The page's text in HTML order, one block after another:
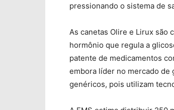
pressionando o sistema de
As canetas Olire e Lirux são
hormônio que regula a
patente de medicamentos
embora líder no mercado de
genéricos, pois utilizam